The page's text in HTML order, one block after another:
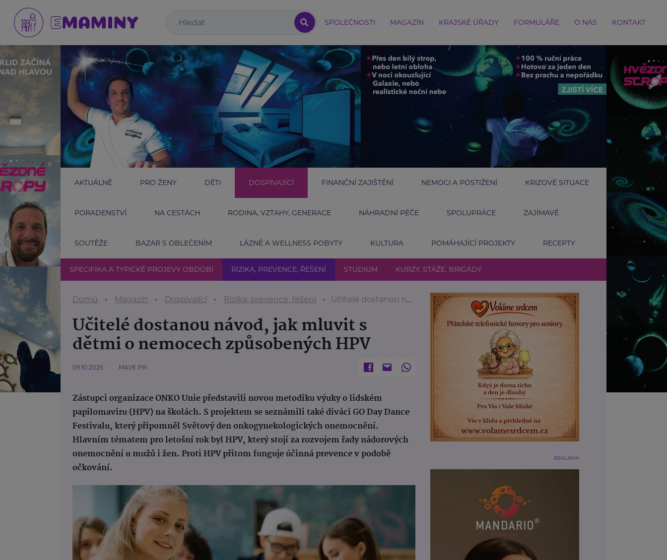
SPOLEČNOSTI MAGAZÍN KRAJSKÉ ÚŘADY FORMULÁŘE O NÁS KONTAKT
AKTUÁLNĚ PRO ŽENY DĚTI DOSPÍVAJÍCÍ FINANČNÍ ZAJIŠTĚNÍ NEMOCI A POSTIŽENÍ KRIZOVÉ SITUACE
PORADENSTVÍ NA CESTÁCH RODINA, VZTAHY, GENERACE NÁHRADNÍ PÉČE SPOLUPRÁCE ZAJÍMAVÉ
SOUTĚŽE BAZAR S OBLEČENÍM LÁZNĚ A WELLNESS POBYTY KULTURA POMÁHAJÍCÍ PROJEKTY RECEPTY
SPECIFIKA A TYPICKÉ PROJEVY OBDOBÍ RIZIKA, PREVENCE, ŘEŠENÍ STUDIUM KURZY, STÁŽE, BRIGÁDY
Domů Magazín Dospívající Rizika, prevence, řešení Učitelé dostanou návod, jak mluvit s dětmi o nemocech způsobených HPV
Učitelé dostanou návod, jak mluvit s
dětmi o nemocech způsobených HPV
09.10.2025 MAVE PR
Zástupci organizace ONKO Unie představili novou metodiku výuky o lidském
papilomaviru (HPV) na školách. S projektem se seznámili také diváci GO Day Dance
Festivalu, který připomněl Světový den onkogynekologických onemocnění.
Hlavním tématem pro letošní rok byl HPV, který stojí za rozvojem řady nádorových
onemocnění u mužů i žen. Proti HPV přitom funguje účinná prevence v podobě
očkování.
REKLAMA